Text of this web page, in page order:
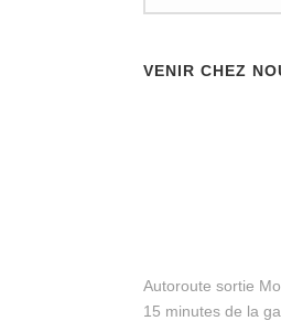
VENIR CHEZ
Autoroute sortie
15 minutes de la